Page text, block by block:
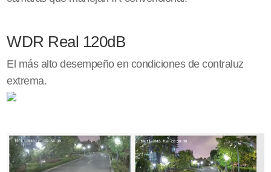
WDR Real 120dB
El más alto desempeño en condiciones de contraluz
extrema.